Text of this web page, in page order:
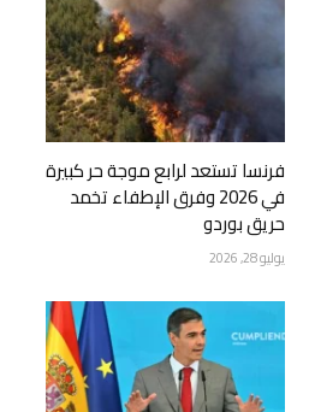
فرنسا تستعد لرابع موجة حر كبيرة
في 2026 وفرق الإطفاء تخمد
حريق بوردو
يوليو 28, 2026